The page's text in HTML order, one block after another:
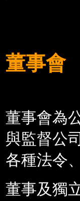
董事會
董事會為
與監督公
各種法令
董事及獨